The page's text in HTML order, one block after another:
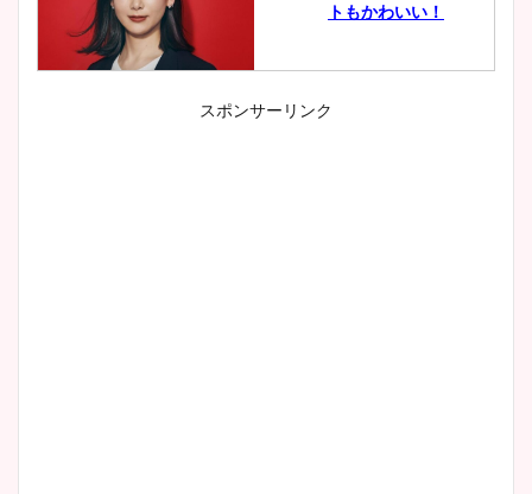
トもかわいい！
小室瑛莉子のカップ画像まと
スポンサーリンク